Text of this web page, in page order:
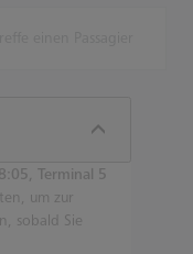
Terminal 5
um zur
sobald Sie